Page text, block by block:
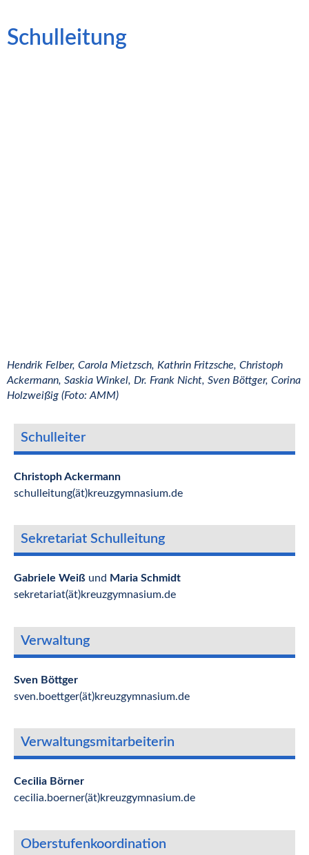
Schulleitung
Hendrik Felber, Carola Mietzsch, Kathrin Fritzsche, Christoph
Ackermann, Saskia Winkel, Dr. Frank Nicht, Sven Böttger, Corina
Holzweißig (Foto: AMM)
Schulleiter
Christoph Ackermann
schulleitung(ät)kreuzgymnasium.de
Sekretariat Schulleitung
Gabriele Weiß und Maria Schmidt
sekretariat(ät)kreuzgymnasium.de
Verwaltung
Sven Böttger
sven.boettger(ät)kreuzgymnasium.de
Verwaltungsmitarbeiterin
Cecilia Börner
cecilia.boerner(ät)kreuzgymnasium.de
Oberstufenkoordination